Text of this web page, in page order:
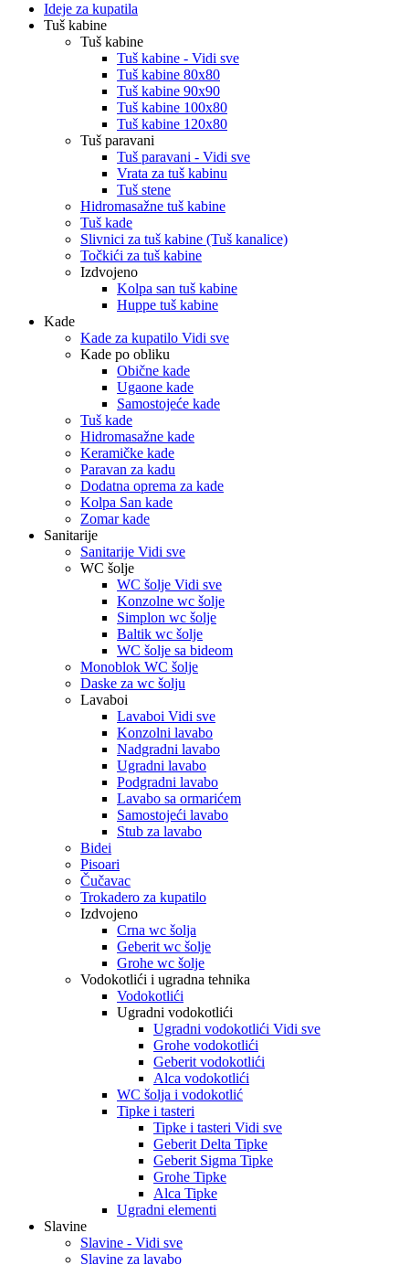
Ideje za kupatila
Tuš kabine
Tuš kabine
Tuš kabine - Vidi sve
Tuš kabine 80x80
Tuš kabine 90x90
Tuš kabine 100x80
Tuš kabine 120x80
Tuš paravani
Tuš paravani - Vidi sve
Vrata za tuš kabinu
Tuš stene
Hidromasažne tuš kabine
Tuš kade
Slivnici za tuš kabine (Tuš kanalice)
Točkići za tuš kabine
Izdvojeno
Kolpa san tuš kabine
Huppe tuš kabine
Kade
Kade za kupatilo Vidi sve
Kade po obliku
Obične kade
Ugaone kade
Samostojeće kade
Tuš kade
Hidromasažne kade
Keramičke kade
Paravan za kadu
Dodatna oprema za kade
Kolpa San kade
Zomar kade
Sanitarije
Sanitarije Vidi sve
WC šolje
WC šolje Vidi sve
Konzolne wc šolje
Simplon wc šolje
Baltik wc šolje
WC šolje sa bideom
Monoblok WC šolje
Daske za wc šolju
Lavaboi
Lavaboi Vidi sve
Konzolni lavabo
Nadgradni lavabo
Ugradni lavabo
Podgradni lavabo
Lavabo sa ormarićem
Samostojeći lavabo
Stub za lavabo
Bidei
Pisoari
Čučavac
Trokadero za kupatilo
Izdvojeno
Crna wc šolja
Geberit wc šolje
Grohe wc šolje
Vodokotlići i ugradna tehnika
Vodokotlići
Ugradni vodokotlići
Ugradni vodokotlići Vidi sve
Grohe vodokotlići
Geberit vodokotlići
Alca vodokotlići
WC šolja i vodokotlić
Tipke i tasteri
Tipke i tasteri Vidi sve
Geberit Delta Tipke
Geberit Sigma Tipke
Grohe Tipke
Alca Tipke
Ugradni elementi
Slavine
Slavine - Vidi sve
Slavine za lavabo